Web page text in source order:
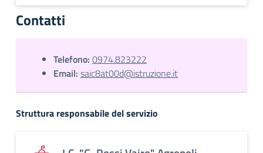
Contatti
Telefono: 0974.823222
Email: saic8at00d@istruzione.it
Struttura responsabile del servizio